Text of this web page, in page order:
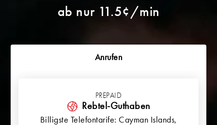
ab nur 11.5¢/min
Anrufen
PREPAID
Rebtel-Guthaben
Billigste Telefontarife: Cayman Islands,